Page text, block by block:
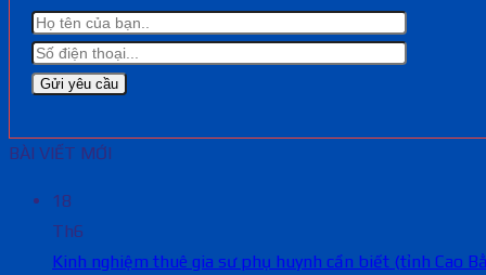
BÀI VIẾT MỚI
18
Th6
Kinh nghiệm thuê gia sư phụ huynh cần biết (tỉnh Cao